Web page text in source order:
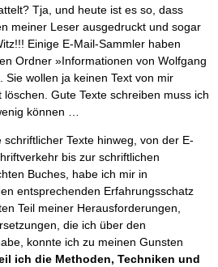
Tja, und heute ist es so, dass
meiner Leser ausgedruckt und sogar
Einige E-Mail-Sammler haben
Ordner »Informationen von Wolfgang
Sie wollen ja keinen Text von mir
Gute Texte schreiben muss ich
können …
Texte hinweg, von der E-
bis zur schriftlichen
Buches, habe ich mir in
entsprechenden Erfahrungsschatz
Teil meiner Herausforderungen,
die ich über den
konnte ich zu meinen Gunsten
ich die Methoden, Techniken und